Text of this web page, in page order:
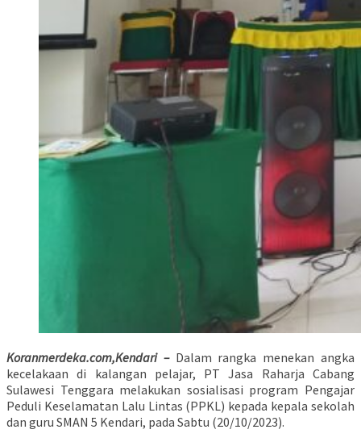
Koranmerdeka.com,Kendari –Dalam rangka menekan angka
kecelakaan di kalangan pelajar, PT Jasa Raharja Cabang
Sulawesi Tenggara melakukan sosialisasi program Pengajar
Peduli Keselamatan Lalu Lintas (PPKL) kepada kepala sekolah
dan guru SMAN 5 Kendari, pada Sabtu (20/10/2023).